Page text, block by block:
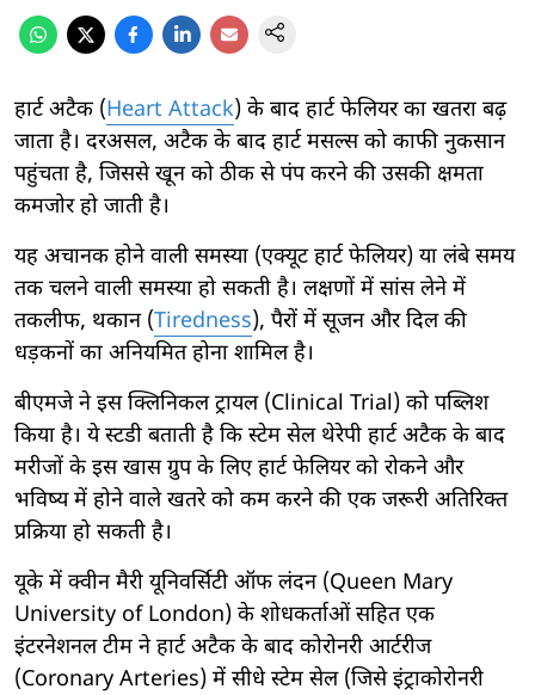
हार्ट अटैक (Heart Attack) के बाद हार्ट फेलियर का खतरा बढ़
जाता है। दरअसल, अटैक के बाद हार्ट मसल्स को काफी नुकसान
पहुंचता है, जिससे खून को ठीक से पंप करने की उसकी क्षमता
कमजोर हो जाती है।
यह अचानक होने वाली समस्या (एक्यूट हार्ट फेलियर) या लंबे समय
तक चलने वाली समस्या हो सकती है। लक्षणों में सांस लेने में
तकलीफ, थकान (Tiredness), पैरों में सूजन और दिल की
धड़कनों का अनियमित होना शामिल है।
बीएमजे ने इस क्लिनिकल ट्रायल (Clinical Trial) को पब्लिश
किया है। ये स्टडी बताती है कि स्टेम सेल थेरेपी हार्ट अटैक के बाद
मरीजों के इस खास ग्रुप के लिए हार्ट फेलियर को रोकने और
भविष्य में होने वाले खतरे को कम करने की एक जरूरी अतिरिक्त
प्रक्रिया हो सकती है।
यूके में क्वीन मैरी यूनिवर्सिटी ऑफ लंदन (Queen Mary
University of London) के शोधकर्ताओं सहित एक
इंटरनेशनल टीम ने हार्ट अटैक के बाद कोरोनरी आर्टरीज
(Coronary Arteries) में सीधे स्टेम सेल (जिसे इंट्राकोरोनरी